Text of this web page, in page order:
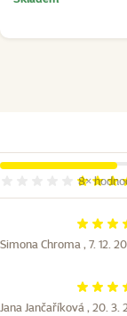
Hodnocení 100%,
8×
Hodnocení 100%
Simona Chroma , 7. 12.
Hodnocení 100%
Jana Jančaříková , 20. 3.